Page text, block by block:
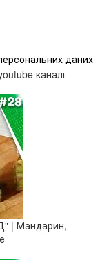
даних
каналі
| Мандарин,